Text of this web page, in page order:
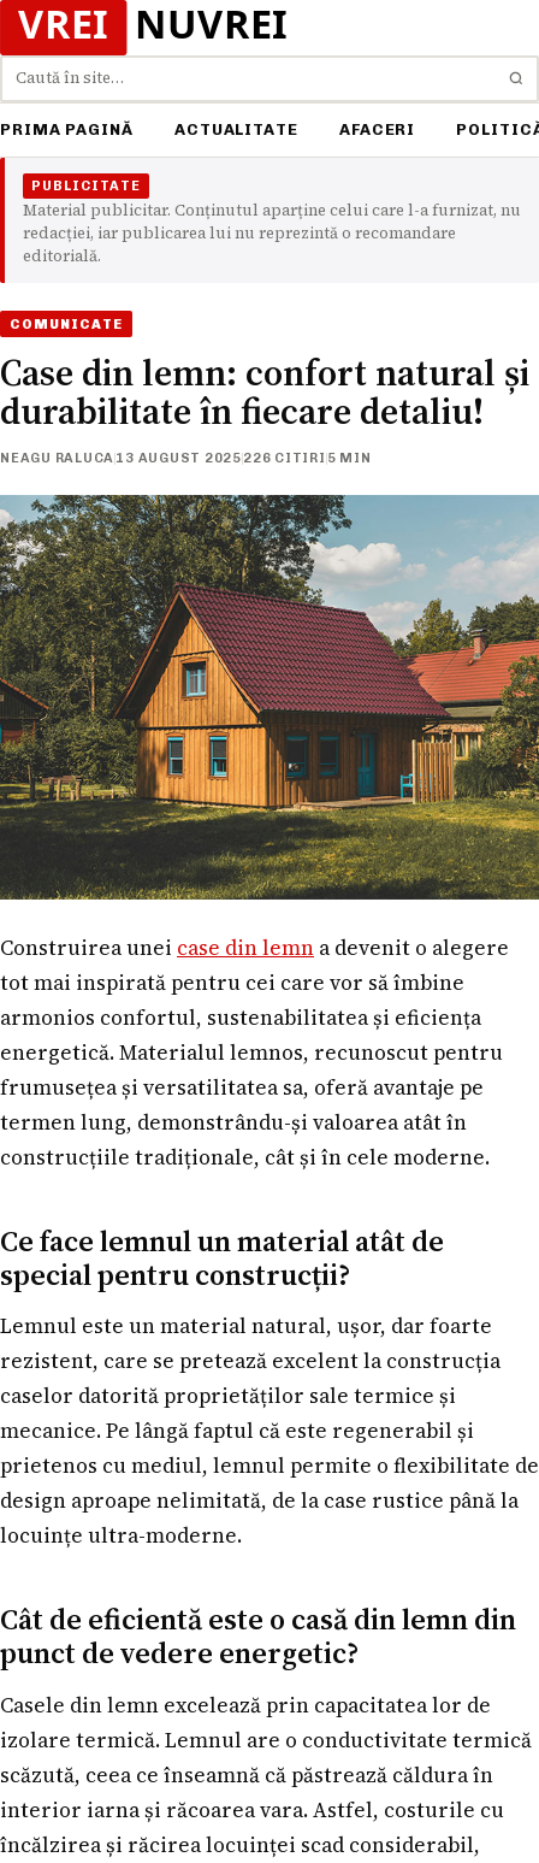
Caută
PRIMA PAGINĂ ACTUALITATE AFACERI
PUBLICITATE
Material publicitar. Conținutul aparține celui care l-a furnizat, nu
redacției, iar publicarea lui nu reprezintă o recomandare
editorială.
COMUNICATE
Case din lemn: confort natural și
durabilitate în fiecare detaliu!
NEAGU RALUCA 13 AUGUST 2025 226 CITIRI 5 MIN
Construirea unei case din lemn a devenit o alegere
tot mai inspirată pentru cei care vor să îmbine
armonios confortul, sustenabilitatea și eficiența
energetică. Materialul lemnos, recunoscut pentru
frumusețea și versatilitatea sa, oferă avantaje pe
termen lung, demonstrându-și valoarea atât în
construcțiile tradiționale, cât și în cele moderne.
Ce face lemnul un material atât de
special pentru construcții?
Lemnul este un material natural, ușor, dar foarte
rezistent, care se pretează excelent la construcția
caselor datorită proprietăților sale termice și
mecanice. Pe lângă faptul că este regenerabil și
prietenos cu mediul, lemnul permite o flexibilitate de
design aproape nelimitată, de la case rustice până la
locuințe ultra-moderne.
Cât de eficientă este o casă din lemn din
punct de vedere energetic?
Casele din lemn excelează prin capacitatea lor de
izolare termică. Lemnul are o conductivitate termică
scăzută, ceea ce înseamnă că păstrează căldura în
interior iarna și răcoarea vara. Astfel, costurile cu
încălzirea și răcirea locuinței scad considerabil,